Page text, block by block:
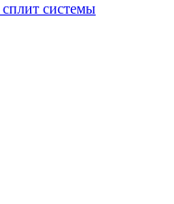
системы